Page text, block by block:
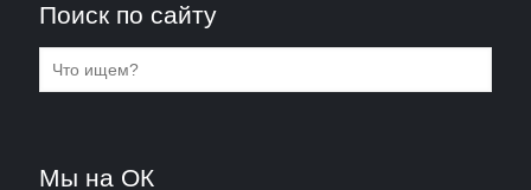
Поиск по сайту
Мы на ОК